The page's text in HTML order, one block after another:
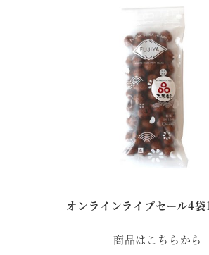
オンラインライブセール4
商品はこちらから